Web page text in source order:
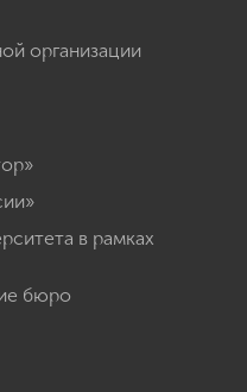
организации
в рамках
бюро